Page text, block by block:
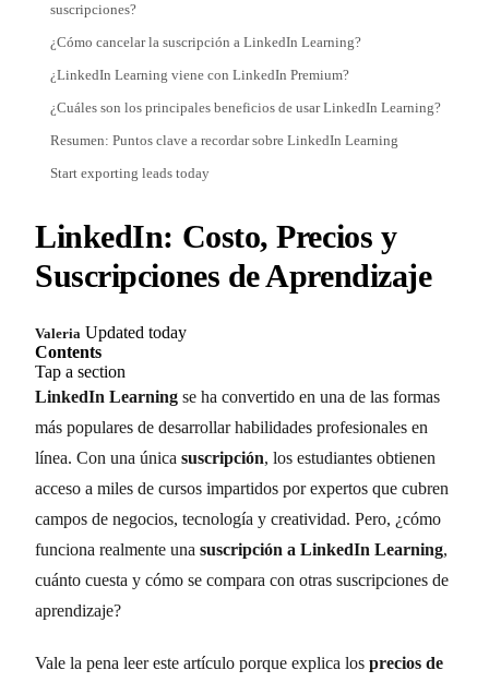
suscripciones?
¿Cómo cancelar la suscripción a LinkedIn Learning?
¿LinkedIn Learning viene con LinkedIn Premium?
¿Cuáles son los principales beneficios de usar LinkedIn Learning?
Resumen: Puntos clave a recordar sobre LinkedIn Learning
Start exporting leads today
LinkedIn: Costo, Precios y
Suscripciones de Aprendizaje
Valeria Updated today
Contents
Tap a section
LinkedIn Learning se ha convertido en una de las formas
más populares de desarrollar habilidades profesionales en
línea. Con una única suscripción, los estudiantes obtienen
acceso a miles de cursos impartidos por expertos que cubren
campos de negocios, tecnología y creatividad. Pero, ¿cómo
funciona realmente una suscripción a LinkedIn Learning,
cuánto cuesta y cómo se compara con otras suscripciones de
aprendizaje?
Vale la pena leer este artículo porque explica los precios de